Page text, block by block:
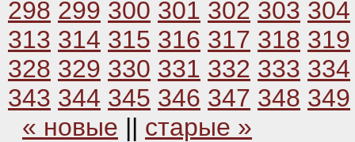
298 299 300 301 302 303 304
313 314 315 316 317 318 319
328 329 330 331 332 333 334
343 344 345 346 347 348 349
« новые || старые »